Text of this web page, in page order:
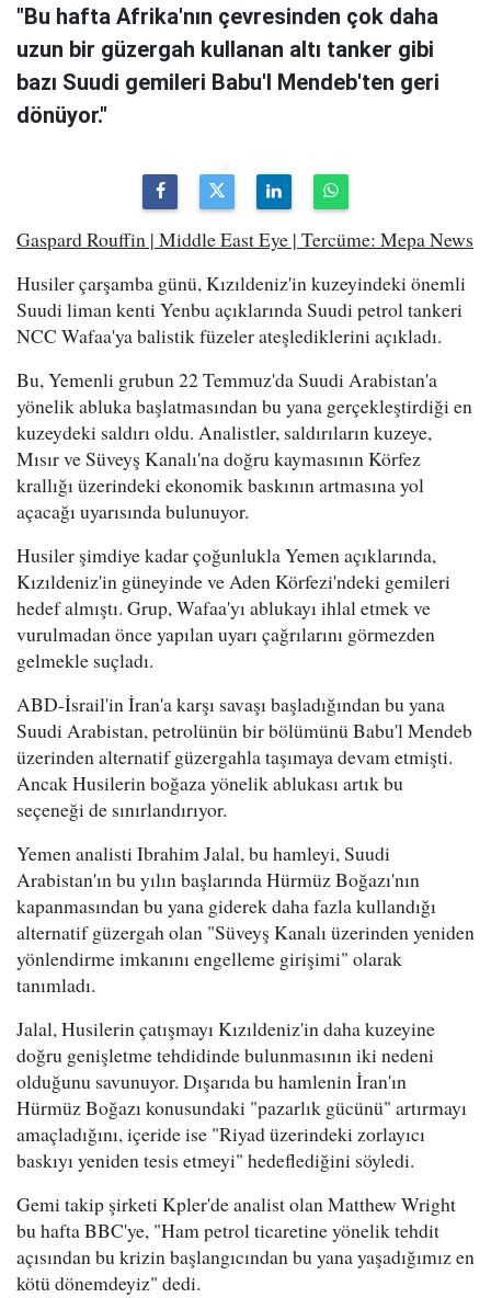
"Bu hafta Afrika'nın çevresinden çok daha
uzun bir güzergah kullanan altı tanker gibi
bazı Suudi gemileri Babu'l Mendeb'ten geri
dönüyor."
Gaspard Rouffin | Middle East Eye | Tercüme: Mepa News
Husiler çarşamba günü, Kızıldeniz'in kuzeyindeki önemli
Suudi liman kenti Yenbu açıklarında Suudi petrol tankeri
NCC Wafaa'ya balistik füzeler ateşlediklerini açıkladı.
Bu, Yemenli grubun 22 Temmuz'da Suudi Arabistan'a
yönelik abluka başlatmasından bu yana gerçekleştirdiği en
kuzeydeki saldırı oldu. Analistler, saldırıların kuzeye,
Mısır ve Süveyş Kanalı'na doğru kaymasının Körfez
krallığı üzerindeki ekonomik baskının artmasına yol
açacağı uyarısında bulunuyor.
Husiler şimdiye kadar çoğunlukla Yemen açıklarında,
Kızıldeniz'in güneyinde ve Aden Körfezi'ndeki gemileri
hedef almıştı. Grup, Wafaa'yı ablukayı ihlal etmek ve
vurulmadan önce yapılan uyarı çağrılarını görmezden
gelmekle suçladı.
ABD-İsrail'in İran'a karşı savaşı başladığından bu yana
Suudi Arabistan, petrolünün bir bölümünü Babu'l Mendeb
üzerinden alternatif güzergahla taşımaya devam etmişti.
Ancak Husilerin boğaza yönelik ablukası artık bu
seçeneği de sınırlandırıyor.
Yemen analisti Ibrahim Jalal, bu hamleyi, Suudi
Arabistan'ın bu yılın başlarında Hürmüz Boğazı'nın
kapanmasından bu yana giderek daha fazla kullandığı
alternatif güzergah olan "Süveyş Kanalı üzerinden yeniden
yönlendirme imkanını engelleme girişimi" olarak
tanımladı.
Jalal, Husilerin çatışmayı Kızıldeniz'in daha kuzeyine
doğru genişletme tehdidinde bulunmasının iki nedeni
olduğunu savunuyor. Dışarıda bu hamlenin İran'ın
Hürmüz Boğazı konusundaki "pazarlık gücünü" artırmayı
amaçladığını, içeride ise "Riyad üzerindeki zorlayıcı
baskıyı yeniden tesis etmeyi" hedeflediğini söyledi.
Gemi takip şirketi Kpler'de analist olan Matthew Wright
bu hafta BBC'ye, "Ham petrol ticaretine yönelik tehdit
açısından bu krizin başlangıcından bu yana yaşadığımız en
kötü dönemdeyiz" dedi.